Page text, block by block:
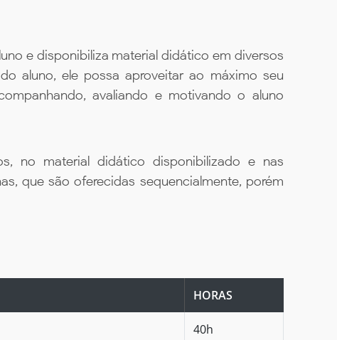
e disponibiliza material didático em diversos
aluno, ele possa aproveitar ao máximo seu
avaliando e motivando o aluno
no material didático disponibilizado e nas
que são oferecidas sequencialmente, porém
HORAS
40h